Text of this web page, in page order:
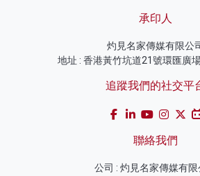
承印人
灼見名家傳媒有限公
地址 : 香港黃竹坑道21號環匯廣
追蹤我們的社交平
聯絡我們
公司 : 灼見名家傳媒有限